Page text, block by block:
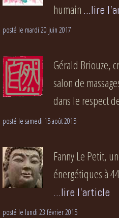
humain ...lire
posté le mardi 20 juin 2017
Gérald Briouze,
salon de
dans le respect
posté le samedi 15 août 2015
Fanny Le Petit,
énergétiques à
...lire l'article
posté le lundi 23 février 2015